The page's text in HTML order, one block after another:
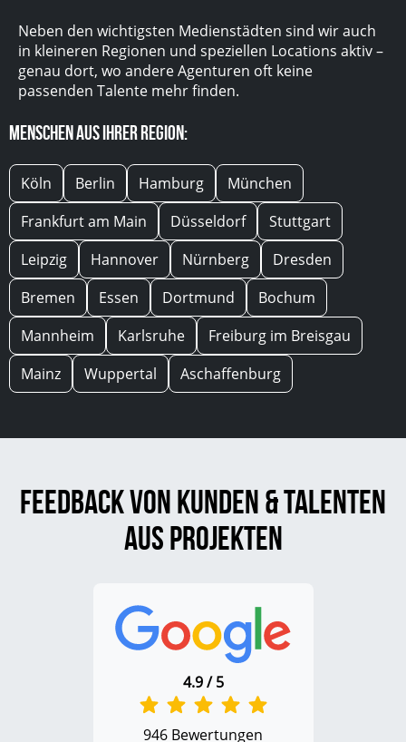
Neben den wichtigsten Medienstädten sind wir auch
in kleineren Regionen und speziellen Locations aktiv –
genau dort, wo andere Agenturen oft keine
passenden Talente mehr finden.
Menschen aus Ihrer Region:
Köln Berlin Hamburg
München
Frankfurt am Main
Düsseldorf
Stuttgart
Leipzig
Hannover Nürnberg
Dresden
Bremen
Essen Dortmund
Bochum
Mannheim
Karlsruhe
Freiburg im Breisgau
Mainz
Wuppertal Aschaffenburg
Feedback von Kunden & Talenten
aus Projekten
4.9 / 5
946 Bewertungen